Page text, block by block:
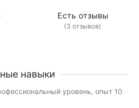
Есть отзывы
(3 отзывов)
навыки
уровень, опыт 10